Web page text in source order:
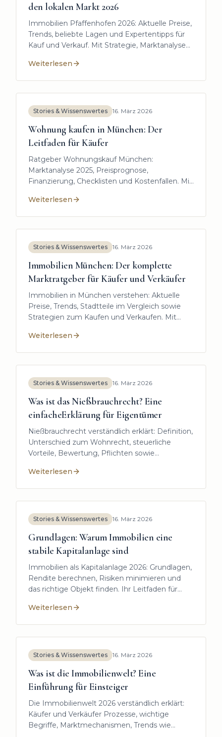
den lokalen Markt 2026
Immobilien Pfaffenhofen 2026: Aktuelle Preise,
Trends, beliebte Lagen und Expertentipps für
Kauf und Verkauf. Mit Strategie, Marktanalyse
Weiterlesen
:Immobilien Pfaffenhofen: Ihr Experte für den
Stories & Wissenswertes 16. März 2026
Wohnung kaufen in München: Der
Leitfaden für Käufer
Ratgeber Wohnungskauf München:
Marktanalyse 2025, Preisprognose,
Finanzierung, Checklisten und Kostenfallen. Mit
Angebote.
Weiterlesen
:Wohnung kaufen in München: Der Leitfaden für
Stories & Wissenswertes 16. März 2026
Immobilien München: Der komplette
Marktratgeber für Käufer und Verkäufer
Immobilien in München verstehen: Aktuelle
Preise, Trends, Stadtteile im Vergleich sowie
Strategien zum Kaufen und Verkaufen. Mit
Weiterlesen
:Immobilien München: Der komplette Marktratgeber
Stories & Wissenswertes 16. März 2026
Was ist das Nießbrauchrecht? Eine
einfacheErklärung für Eigentümer
Nießbrauchrecht verständlich erklärt: Definition,
Unterschied zum Wohnrecht, steuerliche
Vorteile, Bewertung, Pflichten sowie
von Immobilien in 2026.
Weiterlesen
:Was ist das Nießbrauchrecht? Eine
Stories & Wissenswertes 16. März 2026
Grundlagen: Warum Immobilien eine
stabile Kapitalanlage sind
Immobilien als Kapitalanlage 2026: Grundlagen,
Rendite berechnen, Risiken minimieren und
das richtige Objekt finden. Ihr Leitfaden für
Umgebung.
Weiterlesen
:Grundlagen: Warum Immobilien eine stabile
Stories & Wissenswertes 16. März 2026
Was ist die Immobilienwelt? Eine
Einführung für Einsteiger
Die Immobilienwelt 2026 verständlich erklärt:
Käufer und Verkäufer Prozesse, wichtige
Begriffe, Marktmechanismen, Trends wie